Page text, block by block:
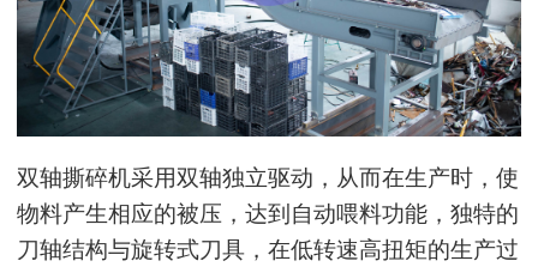
双轴撕碎机采用双轴独立驱动，从而在生产时，使
物料产生相应的被压，达到自动喂料功能，独特的
刀轴结构与旋转式刀具，在低转速高扭矩的生产过